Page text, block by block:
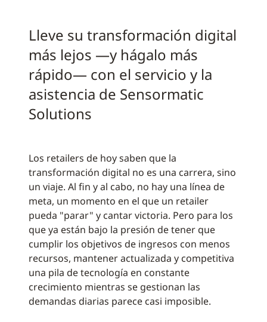
Lleve su transformación digital
más lejos —y hágalo más
rápido— con el servicio y la
asistencia de Sensormatic
Solutions
Los retailers de hoy saben que la
transformación digital no es una carrera, sino
un viaje. Al fin y al cabo, no hay una línea de
meta, un momento en el que un retailer
pueda "parar" y cantar victoria. Pero para los
que ya están bajo la presión de tener que
cumplir los objetivos de ingresos con menos
recursos, mantener actualizada y competitiva
una pila de tecnología en constante
crecimiento mientras se gestionan las
demandas diarias parece casi imposible.